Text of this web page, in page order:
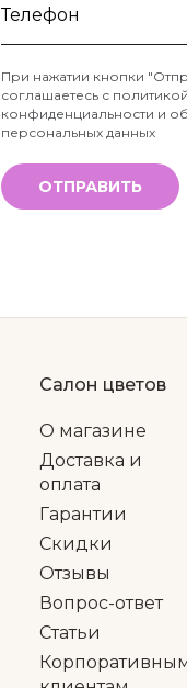
Ваше
Телефон
*
При нажатии кнопки
соглашаетесь с политикой
конфиденциальности и
персональных данных
ОТПРАВИТЬ
Салон цветов
О магазине
Доставка и
оплата
Гарантии
Скидки
Отзывы
Вопрос-ответ
Статьи